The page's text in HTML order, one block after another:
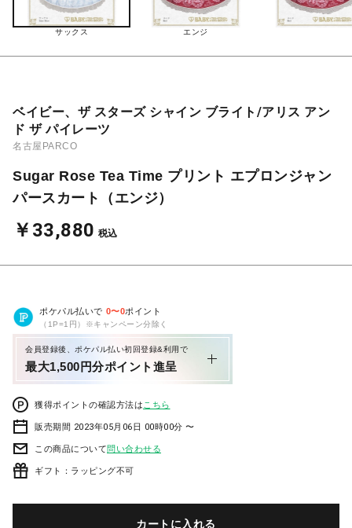
サックス エンジ
ベイビー、ザ スターズ シャイン ブライト/アリス アン
ド ザ パイレーツ
名古屋PARCO
Sugar Rose Tea Time プリント エプロンジャン
パースカート（エンジ）
￥33,880 税込
ポケパル払いで 0〜0ポイント
（1P=1円）※キャンペーン分除く
会員登録後、ポケパル払い初回登録&利用で
最大1,500円分ポイント進呈
獲得ポイントの確認方法は こちら
販売期間 2023年05月06日 00時00分 〜
この商品について問い合わせる
ギフト：ラッピング不可
カートに入れる